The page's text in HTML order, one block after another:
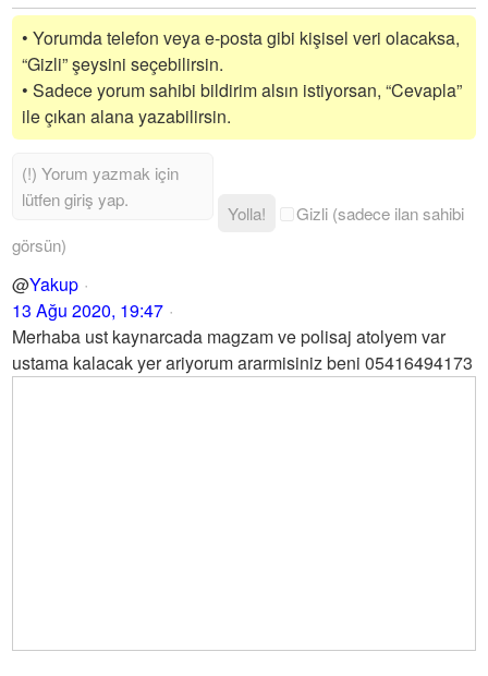
• Yorumda telefon veya e-posta gibi kişisel veri olacaksa,
“Gizli” şeysini seçebilirsin.
• Sadece yorum sahibi bildirim alsın istiyorsan, “Cevapla”
ile çıkan alana yazabilirsin.
Yolla!
Gizli (sadece ilan sahibi
görsün)
@Yakup
13 Ağu 2020, 19:47
Merhaba ust kaynarcada magzam ve polisaj atolyem var
ustama kalacak yer ariyorum ararmisiniz beni 05416494173